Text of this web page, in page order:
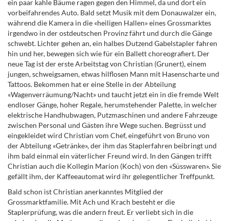
ein paar kahle Bäume ragen gegen den Himmel, da und dort ein
vorbeifahrendes Auto. Bald setzt Musik mit dem Donauwalzer ein,
während die Kamera in die «heiligen Hallen» eines Grossmarktes
irgendwo in der ostdeutschen Provinz fährt und durch die Gänge
schwebt. Lichter gehen an,ein halbes Dutzend Gabelstapler fahren
hin und her, bewegen sich wie für ein Ballett choreografiert. Der
neue Tag ist der erste Arbeitstag von Christian (Grunert), einem
jungen, schweigsamen, etwas hilflosen Mann mit Hasenscharte und
Tattoos. Bekommen hat er eine Stelle in der Abteilung
«Wagenverräumung/Nacht» und taucht jetzt ein in die fremde Welt
endloser Gänge, hoher Regale, herumstehender Palette, in welcher
elektrische Handhubwagen, Putzmaschinen und andere Fahrzeuge
zwischen Personal und Gästen ihre Wege suchen. Begrüsst und
eingekleidet wird Christian vom Chef, eingeführt von Bruno von
der Abteilung «Getränke», der ihm das Staplerfahren beibringt und
ihm bald einmal ein väterlicher Freund wird. In den Gängen trifft
Christian auch die Kollegin Marion (Koch) von den «Süsswaren». Sie
gefällt ihm, der Kaffeeautomat wird ihr gelegentlicher Treffpunkt.
Bald schon ist Christian anerkanntes Mitglied der
Grossmarktfamilie. Mit Ach und Krach besteht er die
Staplerprüfung, was die andern freut. Er verliebt sich in die